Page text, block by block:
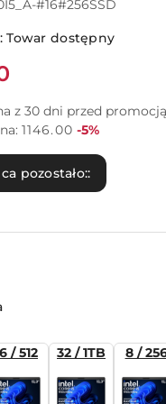
#16#256SSD
Towar dostępny
z 30 dni przed
1146.00 Rabat:
-5%
pozostało::
/ 512 32 / 1TB 8 /